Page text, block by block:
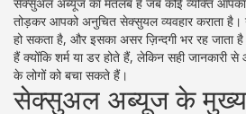
तोड़कर आपको अनुचित सेक्सुयल व्यवहार कराता है।
हो सकता है, और इसका असर ज़िन्दगी भर रह
हैं क्योंकि शर्म या डर होते हैं, लेकिन सही
के लोगों को बचा सकते हैं।
सेक्सुअल अब्यूज के